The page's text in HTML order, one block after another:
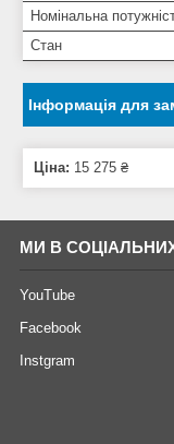
Номінальна
Стан
Інформація для
Ціна: 15 275 ₴
МИ В
YouTube
Facebook
Instgram